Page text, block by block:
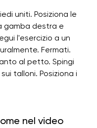
uniti. Posiziona le
gamba destra e
l'esercizio a un
Fermati.
al petto. Spingi
talloni. Posiziona i
nel video